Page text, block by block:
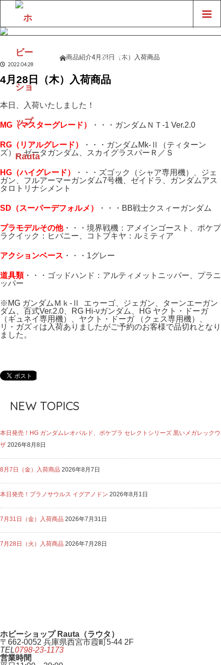
LINE UP
ホーム
商品紹介4月28日（木）入荷商品
2022.04.28
4月28日（木）入荷商品
本日、入荷いたしました！
MG（マスターグレード） ・・・ガンダムＮＴ-1 Ver.2.0
RG（リアルグレード）
・・・ガンダムMk-Ⅱ（ティターン
ズ）、ゼータガンダム、スカイグラスパーＲ／Ｓ
HG（ハイグレード）
・・・ズゴック（シャア専用機）、ジェ
ガン、フルアーマーガンダム7号機、ゼイドラ、ガンダムアス
タロトリナシメント
SD（スーパーデフォルメ） ・・・BB戦士クスィーガンダム
プラモデルその他・・・境界戦機：アメインゴースト、ポケプ
ラクイック：ヒバニー、コトブキヤ：ルミティア
アクションベース ・・・1グレー
道具類・・・ゴッドハンド：アルティメットニッパー、プラニ
ッパー
※MG ガンダムＭｋ-Ⅱ エゥーゴ、ジェガン、ターンエーガン
ダム、百式Ver.2.0、RG Hi-νガンダム、HG ヤクト・ドーガ
（ギュネイ専用機）、ヤクト・ドーガ （クェス専用機）、
リ・ガズィは入荷ありましたがご予約のお客様で品切れとなり
ました。
NEW TOPICS
本日発売！HG ガンダムレオパルド、ポケプラ セレクトシリーズ 黒いメガレックウ
ザ 2026年8月8日
8月7日（金）入荷商品 2026年8月7日
本日発売！プラノサウルス イグアノドン 2026年8月1日
7月31日（金）入荷商品 2026年7月31日
7月28日（火）入荷商品 2026年7月28日
ホビーショップ Rauta（ラウタ）
〒662-0052 兵庫県西宮市霞町5-44 2F
TEL0798-23-1173
営業時間